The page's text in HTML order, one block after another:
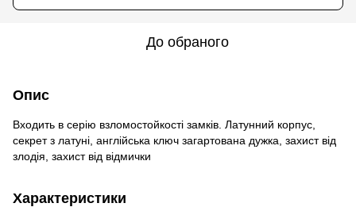
До обраного
Опис
Входить в серію взломостойкості замків. Латунний корпус,
секрет з латуні, англійська ключ загартована дужка, захист від
злодія, захист від відмички
Характеристики